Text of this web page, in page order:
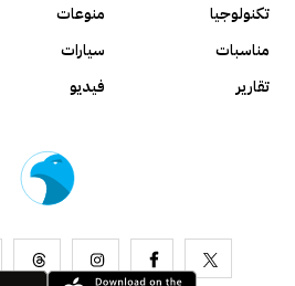
تكنولوجيا
منوعات
مناسبات
سيارات
تقارير
فيديو